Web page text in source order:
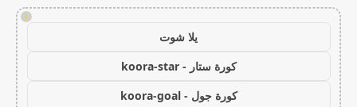
!
يلا شوت
كورة ستار - koora-star
كورة جول - koora-goal